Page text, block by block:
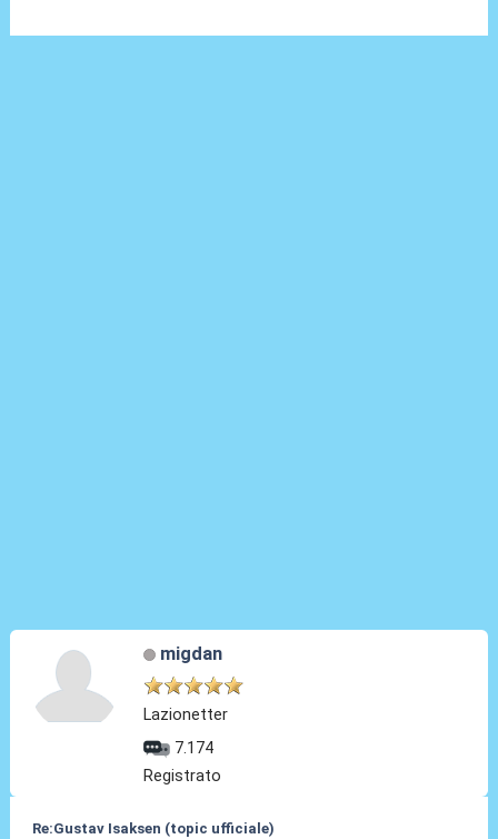
migdan
Lazionetter
7.174
Registrato
Re:Gustav Isaksen (topic ufficiale)